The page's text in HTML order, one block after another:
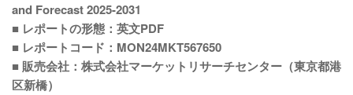
and Forecast 2025-2031
■ レポートの形態：英文PDF
■ レポートコード：MON24MKT567650
■ 販売会社：株式会社マーケットリサーチセンター（東京都港
区新橋）